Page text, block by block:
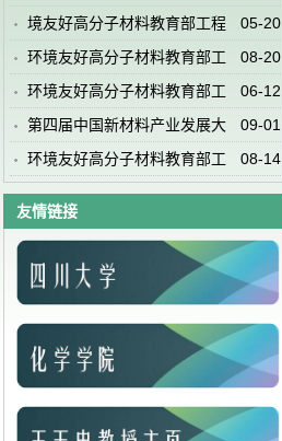
程
05-20
境友好高分子材料教育部工程
研
08-20
环境友好高分子材料教育部工
程
06-12
环境友好高分子材料教育部工
程
09-01
第四届中国新材料产业发展大
会
08-14
环境友好高分子材料教育部工
程
友情链接
新年联欢晚会